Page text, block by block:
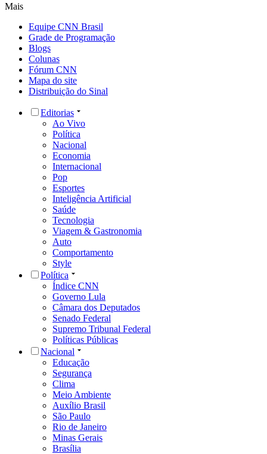
Mais
Equipe CNN Brasil
Grade de Programação
Blogs
Colunas
Fórum CNN
Mapa do site
Distribuição do Sinal
Editorias
Ao Vivo
Política
Nacional
Economia
Internacional
Pop
Esportes
Inteligência Artificial
Saúde
Tecnologia
Viagem & Gastronomia
Auto
Comportamento
Style
Política
Índice CNN
Governo Lula
Câmara dos Deputados
Senado Federal
Supremo Tribunal Federal
Políticas Públicas
Nacional
Educação
Segurança
Clima
Meio Ambiente
Auxílio Brasil
São Paulo
Rio de Janeiro
Minas Gerais
Brasília